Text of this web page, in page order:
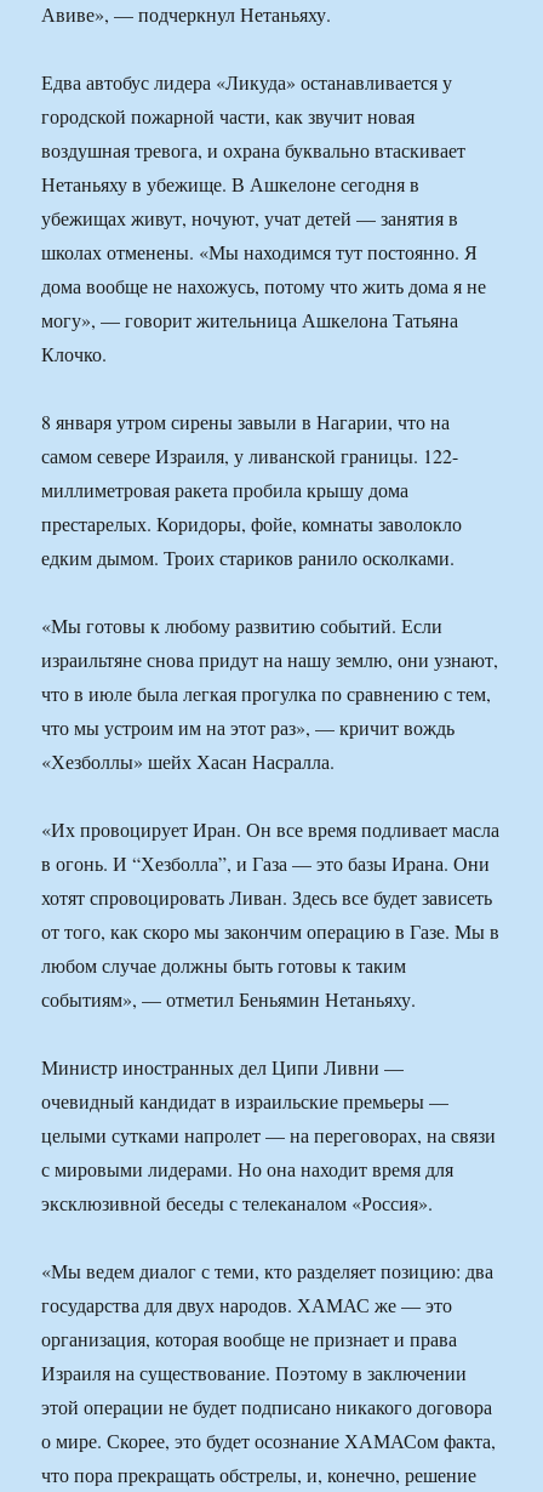
Авиве», — подчеркнул Нетаньяху.
Едва автобус лидера «Ликуда» останавливается у
городской пожарной части, как звучит новая
воздушная тревога, и охрана буквально втаскивает
Нетаньяху в убежище. В Ашкелоне сегодня в
убежищах живут, ночуют, учат детей — занятия в
школах отменены. «Мы находимся тут постоянно. Я
дома вообще не нахожусь, потому что жить дома я не
могу», — говорит жительница Ашкелона Татьяна
Клочко.
8 января утром сирены завыли в Нагарии, что на
самом севере Израиля, у ливанской границы. 122-
миллиметровая ракета пробила крышу дома
престарелых. Коридоры, фойе, комнаты заволокло
едким дымом. Троих стариков ранило осколками.
«Мы готовы к любому развитию событий. Если
израильтяне снова придут на нашу землю, они узнают,
что в июле была легкая прогулка по сравнению с тем,
что мы устроим им на этот раз», — кричит вождь
«Хезболлы» шейх Хасан Насралла.
«Их провоцирует Иран. Он все время подливает масла
в огонь. И “Хезболла”, и Газа — это базы Ирана. Они
хотят спровоцировать Ливан. Здесь все будет зависеть
от того, как скоро мы закончим операцию в Газе. Мы в
любом случае должны быть готовы к таким
событиям», — отметил Беньямин Нетаньяху.
Министр иностранных дел Ципи Ливни —
очевидный кандидат в израильские премьеры —
целыми сутками напролет — на переговорах, на связи
с мировыми лидерами. Но она находит время для
эксклюзивной беседы с телеканалом «Россия».
«Мы ведем диалог с теми, кто разделяет позицию: два
государства для двух народов. ХАМАС же — это
организация, которая вообще не признает и права
Израиля на существование. Поэтому в заключении
этой операции не будет подписано никакого договора
о мире. Скорее, это будет осознание ХАМАСом факта,
что пора прекращать обстрелы, и, конечно, решение